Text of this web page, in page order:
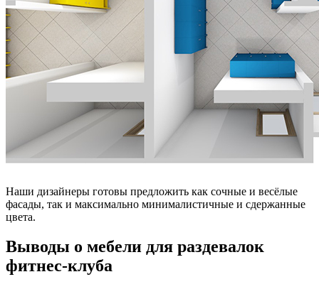
Наши дизайнеры готовы предложить как сочные и весёлые
фасады, так и максимально минималистичные и сдержанные
цвета.
Выводы о мебели для раздевалок
фитнес-клуба